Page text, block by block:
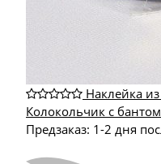
Наклейка
Колокольчик с
Предзаказ: 1-2 дня